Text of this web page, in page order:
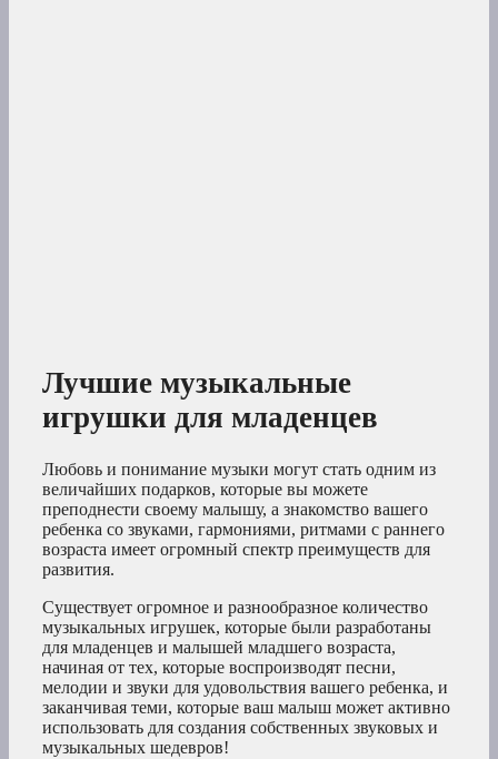
Лучшие музыкальные
игрушки для младенцев
Любовь и понимание музыки могут стать одним из
величайших подарков, которые вы можете
преподнести своему малышу, а знакомство вашего
ребенка со звуками, гармониями, ритмами с раннего
возраста имеет огромный спектр преимуществ для
развития.
Существует огромное и разнообразное количество
музыкальных игрушек, которые были разработаны
для младенцев и малышей младшего возраста,
начиная от тех, которые воспроизводят песни,
мелодии и звуки для удовольствия вашего ребенка, и
заканчивая теми, которые ваш малыш может активно
использовать для создания собственных звуковых и
музыкальных шедевров!